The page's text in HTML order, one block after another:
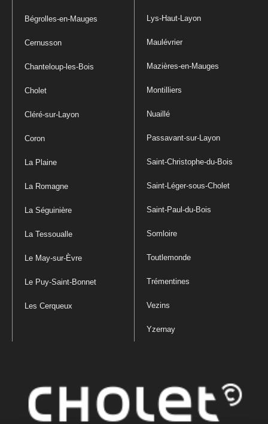
Bégrolles-en-Mauges
Cernusson
Chanteloup-les-Bois
Cholet
Cléré-sur-Layon
Coron
La Plaine
La Romagne
La Séguinière
La Tessoualle
Le May-sur-Èvre
Le Puy-Saint-Bonnet
Les Cerqueux
Lys-Haut-Layon
Maulévrier
Mazières-en-Mauges
Montilliers
Nuaillé
Passavant-sur-Layon
Saint-Christophe-du-Bois
Saint-Léger-sous-Cholet
Saint-Paul-du-Bois
Somloire
Toutlemonde
Trémentines
Vezins
Yzernay